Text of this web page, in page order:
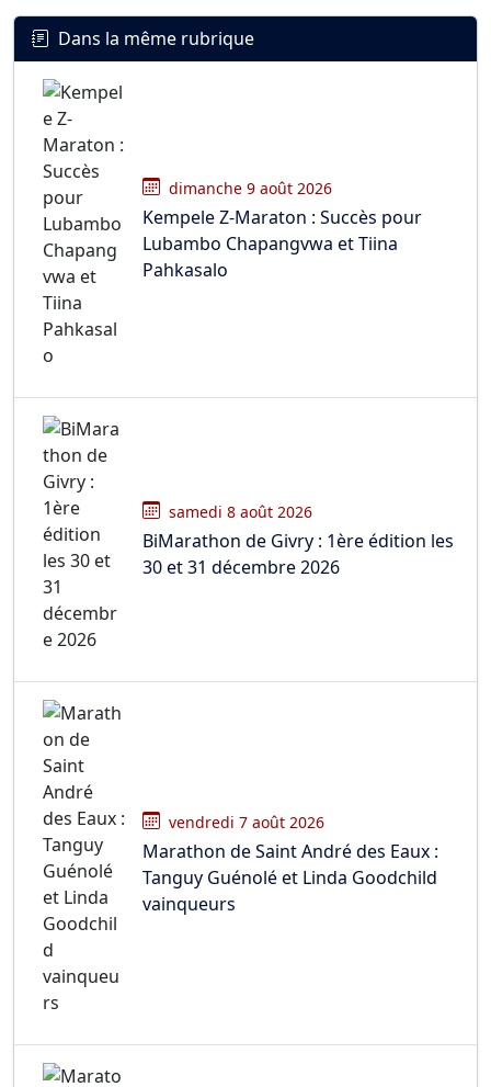
Dans la même rubrique
dimanche 9 août 2026
Kempele Z-Maraton : Succès pour
Lubambo Chapangvwa et Tiina
Pahkasalo
samedi 8 août 2026
BiMarathon de Givry : 1ère édition les
30 et 31 décembre 2026
vendredi 7 août 2026
Marathon de Saint André des Eaux :
Tanguy Guénolé et Linda Goodchild
vainqueurs